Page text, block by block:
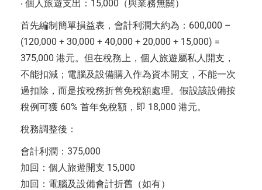
‧ 個人旅遊支出：15,000（與業務無關）
首先編制簡單損益表，會計利潤大約為：600,000 –
(120,000 + 30,000 + 40,000 + 20,000 + 15,000) =
375,000 港元。但在稅務上，個人旅遊屬私人開支，
不能扣減；電腦及設備購入作為資本開支，不能一次
過扣除，而是按稅務折舊免稅額處理。假設該設備按
稅例可獲 60% 首年免稅額，即 18,000 港元。
稅務調整後：
會計利潤：375,000
加回：個人旅遊開支 15,000
加回：電腦及設備會計折舊（如有）